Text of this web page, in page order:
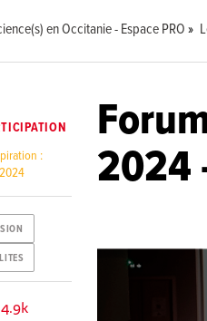
en Occitanie - Espace PRO
2024
:
4.9k